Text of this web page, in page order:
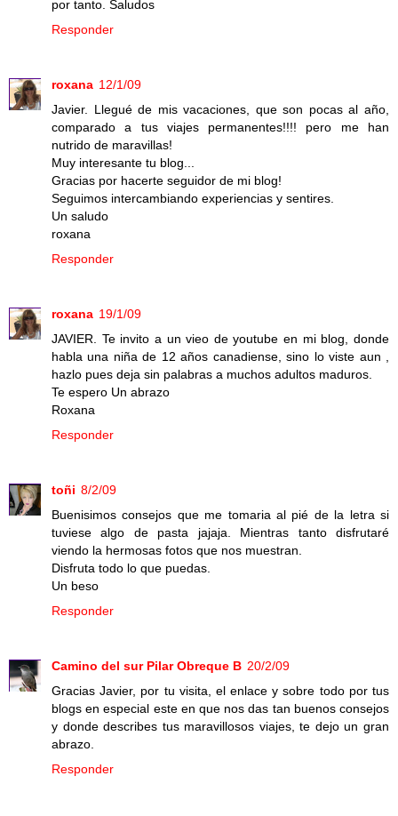
por tanto. Saludos
Responder
roxana 12/1/09
Javier. Llegué de mis vacaciones, que son pocas al año,
comparado a tus viajes permanentes!!!! pero me han
nutrido de maravillas!
Muy interesante tu blog...
Gracias por hacerte seguidor de mi blog!
Seguimos intercambiando experiencias y sentires.
Un saludo
roxana
Responder
roxana 19/1/09
JAVIER. Te invito a un vieo de youtube en mi blog, donde
habla una niña de 12 años canadiense, sino lo viste aun ,
hazlo pues deja sin palabras a muchos adultos maduros.
Te espero Un abrazo
Roxana
Responder
toñi 8/2/09
Buenisimos consejos que me tomaria al pié de la letra si
tuviese algo de pasta jajaja. Mientras tanto disfrutaré
viendo la hermosas fotos que nos muestran.
Disfruta todo lo que puedas.
Un beso
Responder
Camino del sur Pilar Obreque B 20/2/09
Gracias Javier, por tu visita, el enlace y sobre todo por tus
blogs en especial este en que nos das tan buenos consejos
y donde describes tus maravillosos viajes, te dejo un gran
abrazo.
Responder